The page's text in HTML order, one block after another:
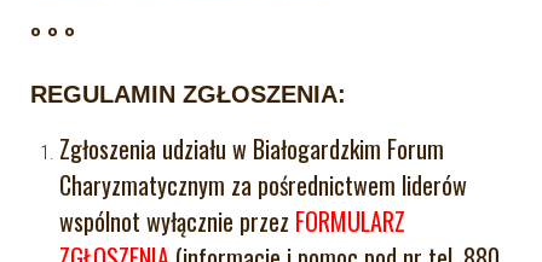
° ° °
REGULAMIN ZGŁOSZENIA:
Zgłoszenia udziału w Białogardzkim Forum
Charyzmatycznym za pośrednictwem liderów
wspólnot wyłącznie przez FORMULARZ